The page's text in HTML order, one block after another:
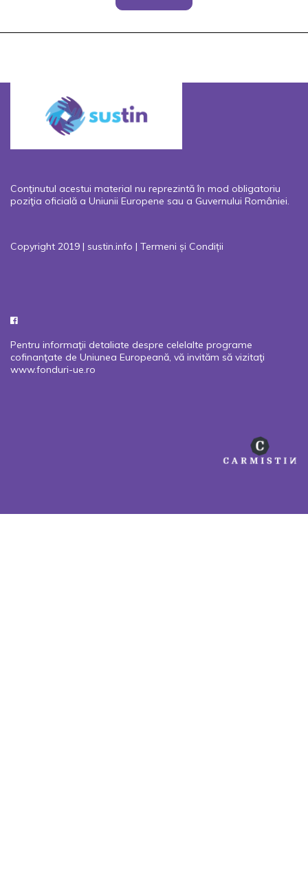
Conţinutul acestui material nu reprezintă în mod obligatoriu
poziţia oficială a Uniunii Europene sau a Guvernului României.
Copyright 2019 | sustin.info | Termeni și Condiții
Pentru informaţii detaliate despre celelalte programe
cofinanţate de Uniunea Europeană, vă invităm să vizitaţi
www.fonduri-ue.ro